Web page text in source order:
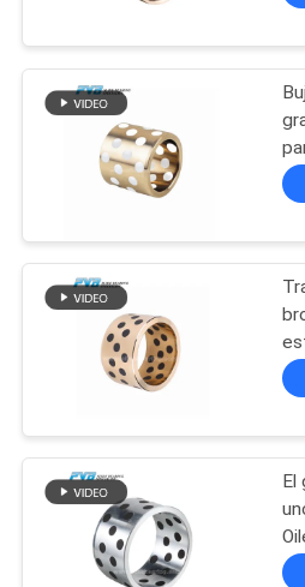
CALIDAD
CONTACTA
NOSOTROS
NOTICIAS
CASOS
TRABAJO
MAPA
PTFE
POM
Buje
El